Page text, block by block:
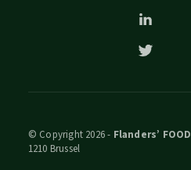
© Copyright 2026 - Flanders’ FOOD
1210 Brussel